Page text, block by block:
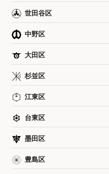
世田谷区
中野区
大田区
杉並区
江東区
台東区
墨田区
豊島区